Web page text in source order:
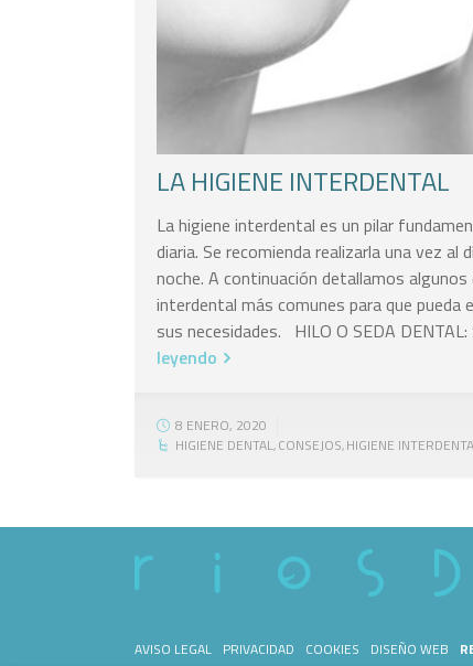
LA HIGIENE INTERDENTAL
La higiene interdental es un pilar
diaria. Se recomienda realizarla una vez al
noche. A continuación detallamos
interdental más comunes para que pueda
sus necesidades. HILO O SEDA
leyendo
8 ENERO, 2020
HIGIENE DENTAL,CONSEJOS,HIGIENE
AVISO LEGAL PRIVACIDAD COOKIES DISEÑO WEB